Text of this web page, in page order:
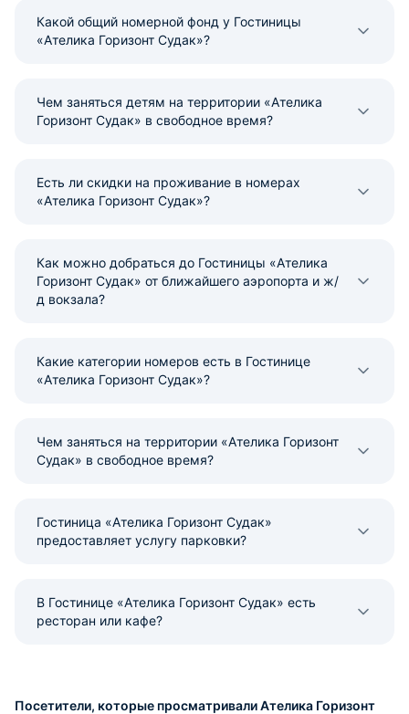
Какой общий номерной фонд у Гостиницы
«Ателика Горизонт Судак»?
Чем заняться детям на территории «Ателика
Горизонт Судак» в свободное время?
Есть ли скидки на проживание в номерах
«Ателика Горизонт Судак»?
Как можно добраться до Гостиницы «Ателика
Горизонт Судак» от ближайшего аэропорта и ж/
д вокзала?
Какие категории номеров есть в Гостинице
«Ателика Горизонт Судак»?
Чем заняться на территории «Ателика Горизонт
Судак» в свободное время?
Гостиница «Ателика Горизонт Судак»
предоставляет услугу парковки?
В Гостинице «Ателика Горизонт Судак» есть
ресторан или кафе?
Посетители, которые просматривали Ателика Горизонт